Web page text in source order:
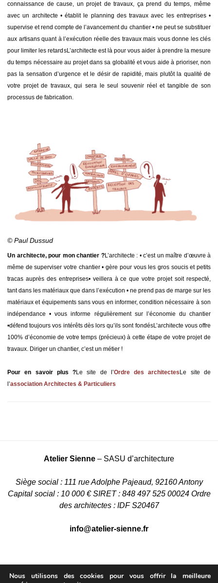
connaissance de cause, un projet de travaux, ça prend du temps, même
avec un architecte • établit le planning des travaux avec les entreprises •
supervise et rend compte de l’avancement du chantier • ne peut se substituer
aux artisans quant à l’exécution réelle des travaux mais vous donne les clés
pour limiter les retardsL’architecte est là pour vous aider à prendre la mesure
du temps nécessaire au projet dans sa globalité et vous aide à prioriser, non
pas la sensation d’urgence et le désir de rapidité, mais plutôt la qualité de
votre projet de travaux, qui sera le seul souvenir réel et tangible de son
processus de fabrication.
© Paul Dussud
Un architecte, pour mon chantier ?L’architecte : • c’est un maître d’œuvre à
même de superviser votre chantier• gère pour vous les gros soucis et petits
tracas auprès des entreprises• veillera à ce que votre projet soit respecté,
tant dans les matériaux que dans l’exécution • ne prend pas de marge sur les
matériaux et équipements sans vous en informer, condition nécessaire à son
indépendance• vous informe régulièrement sur l’économie du chantier
•défend toujours vos intérêts dès lors qu’ils sont fondésL’architecte vous offre
100% d’économie de votre temps (précieux) à cette étape de votre projet de
travaux. Diriger un chantier, c’est un métier !
Pour en savoir plus ?Le site de l’Ordre des architectes Le site de
l’association Architectes & Particuliers
Atelier Sienne – SASU d’architecture
Siège social : 111 rue Adolphe Pajeaud, 92160 Antony
Capital social : 10 000 €SIRET : 848 497 525 00024Ordre
des architectes : IDF S20467
info@atelier-sienne.fr
Nous utilisons des cookies pour vous offrir la meilleure